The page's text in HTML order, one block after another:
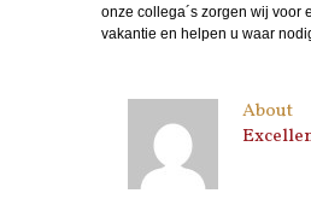
onze collega´s zorgen wij voor
vakantie en helpen u waar
About